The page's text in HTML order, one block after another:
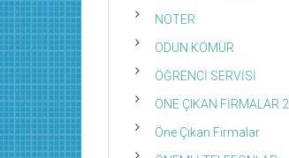
NOTER
ODUN KÖMÜR
ÖĞRENCİ SERVİSİ
ÖNE ÇIKAN FİRMALAR 2
Öne Çıkan Firmalar